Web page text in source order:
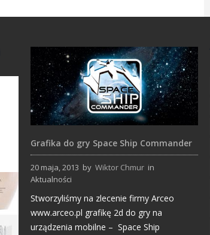
Grafika do gry Space Ship Commander
20 maja, 2013 by Wiktor Chmur in
Aktualności
Stworzyliśmy na zlecenie firmy Arceo
www.arceo.pl grafikę 2d do gry na
urządzenia mobilne – Space Ship